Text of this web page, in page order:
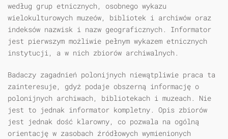
według grup etnicznych, osobnego wykazu
wielokulturowych muzeów, bibliotek i archiwów oraz
indeksów nazwisk i nazw geograficznych. Informator
jest pierwszym możliwie pełnym wykazem etnicznych
instytucji, a w nich zbiorów archiwalnych.
Badaczy zagadnień polonijnych niewątpliwie praca ta
zainteresuje, gdyż podaje obszerną informację o
polonijnych archiwach, bibliotekach i muzeach. Nie
jest to jednak informator kompletny. Opis zbiorów
jest jednak dość klarowny, co pozwala na ogólną
orientację w zasobach źródłowych wymienionych